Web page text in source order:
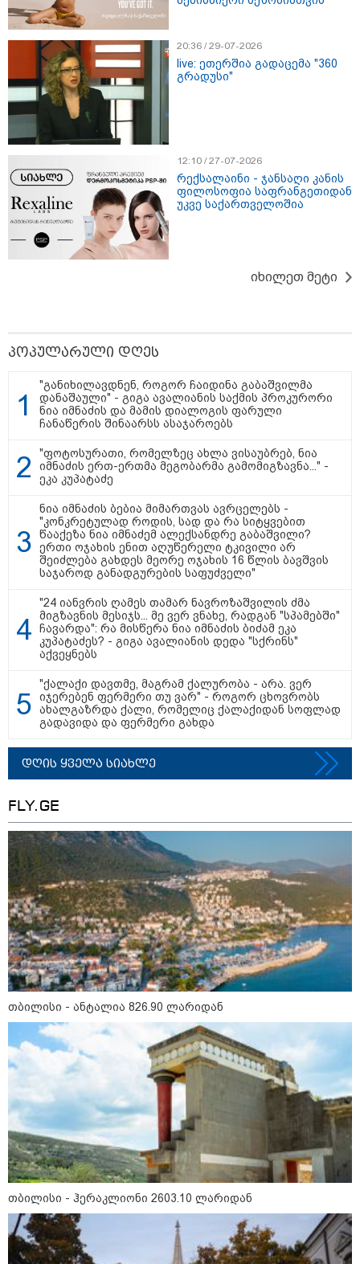
შემდეგ: მილიონერების
სტილისტის 8 ოქროს წესი და
აუცილებელი სამოსი
მსოფლიო
13:15 / 08-08-2026
ერთდროულად კეთრს და ნაწლავურ
ინფექციას ებრძვიან - რა უნდა ვიცოდეთ
და რამდენად სახიფათოა
24 წლის ფეხბურთელს თამაშის
დროს ელვამ დაარტყა,
დაშავდა 12 ადამიანი -
ვრცელდება ტრაგიკული
12:47 / 09-08-2026
რუსული მხარის ინფორმაციით,
დრონებით იერიში მიიტანა,
დაშავდა 25
10:17 / 09-08-2026
რუსებმა ხარკოვს და ოდესას
დაარტყეს, არიან დაღუპულები
და დაშავებულები - რა
ინფორმაციას ავრცელებს
ხარკოვის მერი?
10:02 / 09-08-2026
"ქართული ოცნება” ხელს
უწყობს ირანული
ტერორისტული ქსელების
უკანონო გაფართოებას, თუმცა
მაინც ამერიკას უყენებს
მოთხოვნებს?" - ჯო უილსონი
კატეგორიის ყველა სიახლე
ირანის უსაფრთხოების
სამსახურის ხელმძღვანელი
ჰორმუზის სრუტის გახსნამდე აშშ-
ს მოთხოვნებს უყენებს
20:36 / 29-07-2026
live: ეთერშია გადაცემა "360
გრადუსი"
12:10 / 27-07-2026
რექსალაინი - ჯანსაღი კანის
ფილოსოფია საფრანგეთიდან
უკვე საქართველოშია
იხილეთ მეტი
პოპულარული დღეს
"განიხილავდნენ, როგორ ჩაიდინა გაბაშვილმა
დანაშაული" - გიგა ავალიანის საქმის პროკურორი
ნია იმნაძის და მამის დიალოგის ფარული
ჩანაწერის შინაარსს ასაჯაროებს
"ფოტოსურათი, რომელზეც ახლა ვისაუბრებ, ნია
იმნაძის ერთ-ერთმა მეგობარმა გამომიგზავნა..." -
ეკა კუპატაძე
ნია იმნაძის ბებია მიმართვას ავრცელებს -
"კონკრეტულად როდის, სად და რა სიტყვებით
წააქეზა ნია იმნაძემ ალექსანდრე გაბაშვილი?
ერთი ოჯახის ენით აღუწერელი ტკივილი არ
შეიძლება გახდეს მეორე ოჯახის 16 წლის ბავშვის
საჯაროდ განადგურების საფუძველი"
"24 იანვრის ღამეს თამარ ნავროზაშვილის ძმა
მიგზავნის მესიჯს... მე ვერ ვნახე, რადგან "სპამებში"
ჩავარდა": რა მისწერა ნია იმნაძის ბიძამ ეკა
კუპატაძეს? - გიგა ავალიანის დედა "სქრინს"
აქვეყნებს
"ქალაქი დავთმე, მაგრამ ქალურობა - არა. ვერ
იჯერებენ ფერმერი თუ ვარ" - როგორ ცხოვრობს
ახალგაზრდა ქალი, რომელიც ქალაქიდან სოფლად
გადავიდა და ფერმერი გახდა
დღის ყველა სიახლე
FLY.GE
თბილისი - ანტალია 826.90 ლარიდან
თბილისი - ჰერაკლიონი 2603.10 ლარიდან